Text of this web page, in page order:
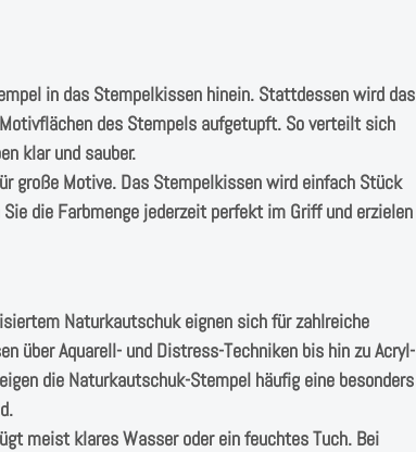
in das Stempelkissen hinein. Stattdessen wird das
des Stempels aufgetupft. So verteilt sich
klar und sauber.
große Motive. Das Stempelkissen wird einfach Stück
die Farbmenge jederzeit perfekt im Griff und erzielen
Naturkautschuk eignen sich für zahlreiche
über Aquarell- und Distress-Techniken bis hin zu Acryl-
die Naturkautschuk-Stempel häufig eine besonders
meist klares Wasser oder ein feuchtes Tuch. Bei